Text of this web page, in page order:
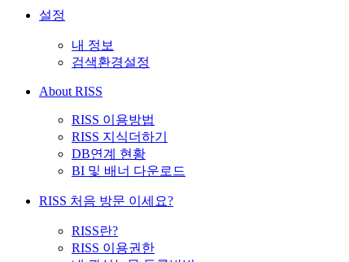
설정
내 정보
검색환경설정
About RISS
RISS 이용방법
RISS 지식더하기
DB연계 현황
BI 및 배너 다운로드
RISS 처음 방문 이세요?
RISS란?
RISS 이용권한